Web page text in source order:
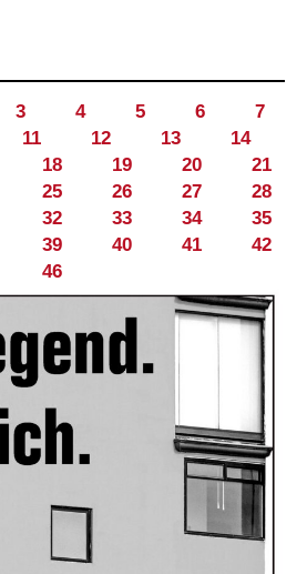
3 4 5 6
7
11 12 13
14
18 19 20
21
25 26 27
28
32 33 34
35
39 40 41
42
46